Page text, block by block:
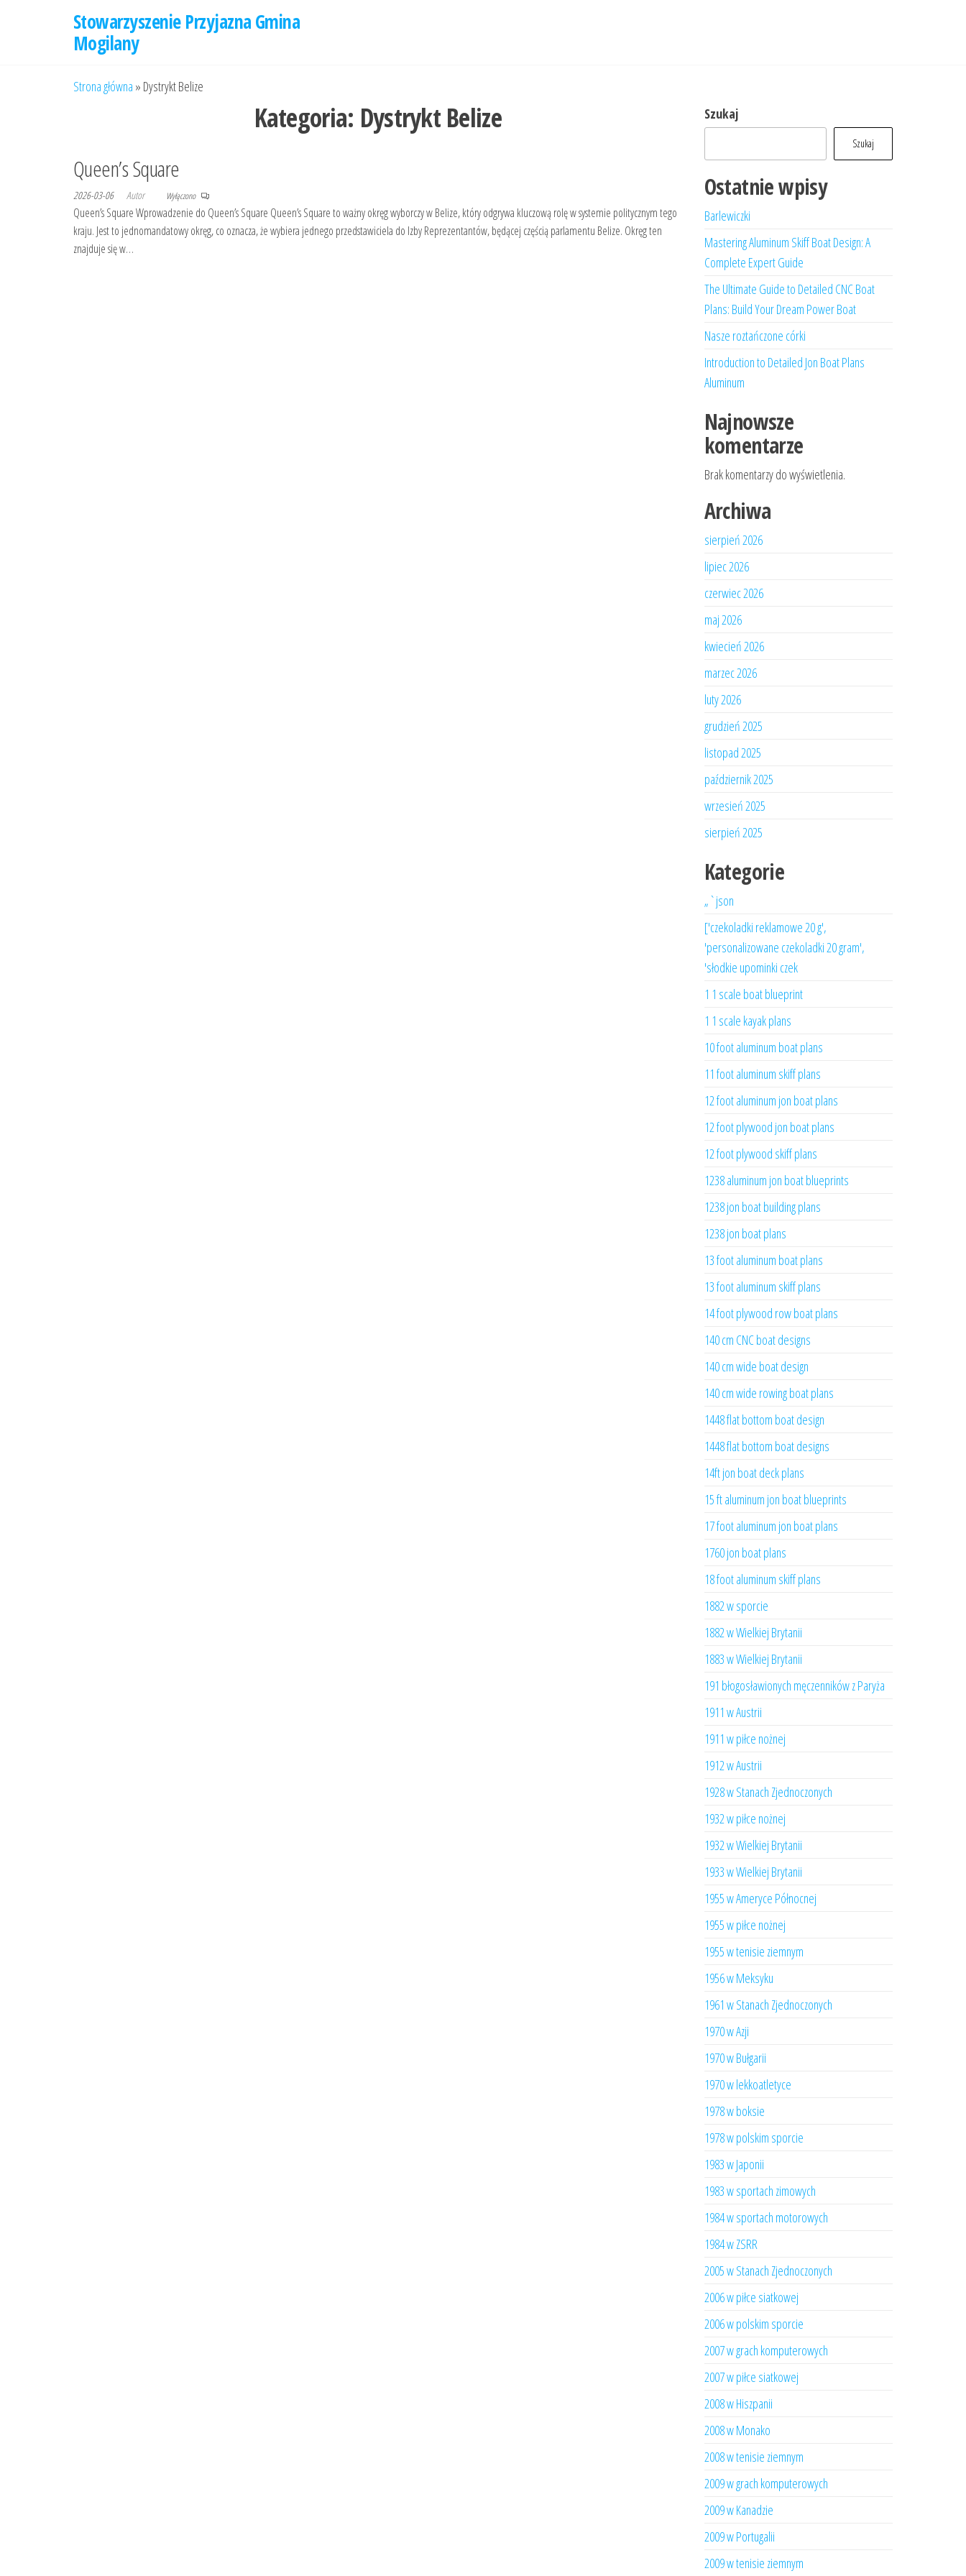
Stowarzyszenie Przyjazna Gmina
Mogilany
Strona główna » Dystrykt Belize
Kategoria: Dystrykt Belize
Queen’s Square
2026-03-06 Autor Wyłączono
Queen’s Square Wprowadzenie do Queen’s Square Queen’s Square to ważny okręg wyborczy w Belize, który odgrywa kluczową rolę w systemie politycznym tego
kraju. Jest to jednomandatowy okręg, co oznacza, że wybiera jednego przedstawiciela do Izby Reprezentantów, będącej częścią parlamentu Belize. Okręg ten
znajduje się w…
Szukaj
Szukaj
Ostatnie wpisy
Barlewiczki
Mastering Aluminum Skiff Boat Design: A
Complete Expert Guide
The Ultimate Guide to Detailed CNC Boat
Plans: Build Your Dream Power Boat
Nasze roztańczone córki
Introduction to Detailed Jon Boat Plans
Aluminum
Najnowsze
komentarze
Brak komentarzy do wyświetlenia.
Archiwa
sierpień 2026
lipiec 2026
czerwiec 2026
maj 2026
kwiecień 2026
marzec 2026
luty 2026
grudzień 2025
listopad 2025
październik 2025
wrzesień 2025
sierpień 2025
Kategorie
„`json
['czekoladki reklamowe 20 g',
'personalizowane czekoladki 20 gram',
'słodkie upominki czek
1 1 scale boat blueprint
1 1 scale kayak plans
10 foot aluminum boat plans
11 foot aluminum skiff plans
12 foot aluminum jon boat plans
12 foot plywood jon boat plans
12 foot plywood skiff plans
1238 aluminum jon boat blueprints
1238 jon boat building plans
1238 jon boat plans
13 foot aluminum boat plans
13 foot aluminum skiff plans
14 foot plywood row boat plans
140 cm CNC boat designs
140 cm wide boat design
140 cm wide rowing boat plans
1448 flat bottom boat design
1448 flat bottom boat designs
14ft jon boat deck plans
15 ft aluminum jon boat blueprints
17 foot aluminum jon boat plans
1760 jon boat plans
18 foot aluminum skiff plans
1882 w sporcie
1882 w Wielkiej Brytanii
1883 w Wielkiej Brytanii
191 błogosławionych męczenników z Paryża
1911 w Austrii
1911 w piłce nożnej
1912 w Austrii
1928 w Stanach Zjednoczonych
1932 w piłce nożnej
1932 w Wielkiej Brytanii
1933 w Wielkiej Brytanii
1955 w Ameryce Północnej
1955 w piłce nożnej
1955 w tenisie ziemnym
1956 w Meksyku
1961 w Stanach Zjednoczonych
1970 w Azji
1970 w Bułgarii
1970 w lekkoatletyce
1978 w boksie
1978 w polskim sporcie
1983 w Japonii
1983 w sportach zimowych
1984 w sportach motorowych
1984 w ZSRR
2005 w Stanach Zjednoczonych
2006 w piłce siatkowej
2006 w polskim sporcie
2007 w grach komputerowych
2007 w piłce siatkowej
2008 w Hiszpanii
2008 w Monako
2008 w tenisie ziemnym
2009 w grach komputerowych
2009 w Kanadzie
2009 w Portugalii
2009 w tenisie ziemnym